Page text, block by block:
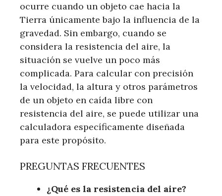
ocurre cuando un objeto cae hacia la
Tierra únicamente bajo la influencia de la
gravedad. Sin embargo, cuando se
considera la resistencia del aire, la
situación se vuelve un poco más
complicada. Para calcular con precisión
la velocidad, la altura y otros parámetros
de un objeto en caída libre con
resistencia del aire, se puede utilizar una
calculadora específicamente diseñada
para este propósito.
PREGUNTAS FRECUENTES
¿Qué es la resistencia del aire?